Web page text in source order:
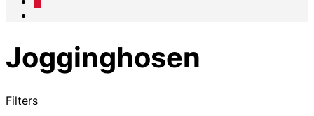
Jogginghosen
Filters